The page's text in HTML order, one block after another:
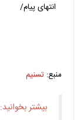
انتهای پیام/
منبع: تسنیم
بیشتر بخوانید: